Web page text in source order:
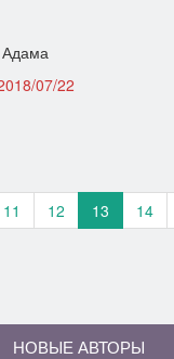
Адама
07/22
11 12 13
14
НОВЫЕ АВТОРЫ